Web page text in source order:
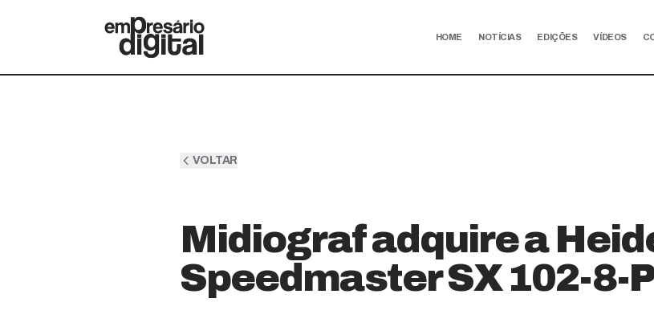
HOME NOTÍCIAS EDIÇÕES VÍDEOS
VOLTAR
Midiograf adquire a
Speedmaster SX 102-8-P